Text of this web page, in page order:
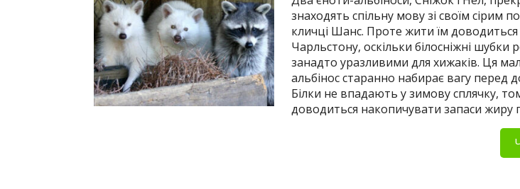
знаходять спільну мову зі своїм сірим
кличці Шанс. Проте жити їм
Чарльстону, оскільки білосніжні шубки
занадто уразливими для хижаків. Ця
альбінос старанно набирає вагу перед
Білки не впадають у зимову сплячку,
доводиться накопичувати запаси жиру